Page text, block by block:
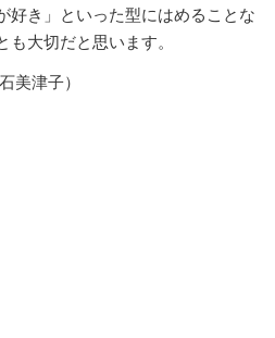
き」といった型にはめることな
も大切だと思います。
美津子）